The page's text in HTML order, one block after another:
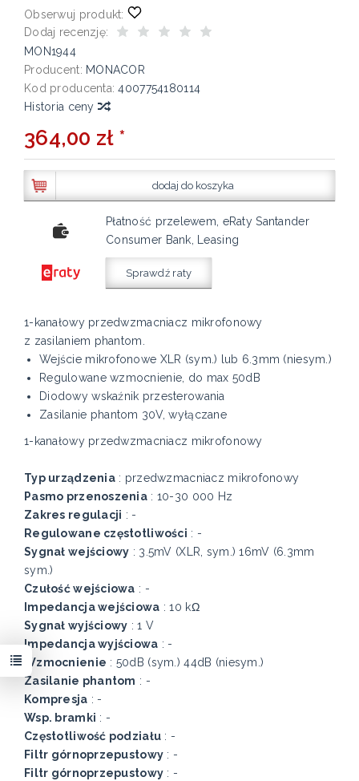
Obserwuj produkt:
Dodaj recenzję:
MON1944
Producent: MONACOR
Kod producenta: 4007754180114
Historia ceny
364,00 zł *
dodaj do koszyka
Płatność przelewem, eRaty Santander
Consumer Bank, Leasing
Sprawdź raty
1-kanałowy przedwzmacniacz mikrofonowy
z zasilaniem phantom.
Wejście mikrofonowe XLR (sym.) lub 6.3mm (niesym.)
Regulowane wzmocnienie, do max 50dB
Diodowy wskaźnik przesterowania
Zasilanie phantom 30V, wyłączane
1-kanałowy przedwzmacniacz mikrofonowy
Typ urządzenia: przedwzmacniacz mikrofonowy
Pasmo przenoszenia : 10-30 000 Hz
Zakres regulacji : -
Regulowane częstotliwości : -
Sygnał wejściowy : 3.5mV (XLR, sym.) 16mV (6.3mm
sym.)
Czułość wejściowa : -
Impedancja wejściowa : 10 kΩ
Sygnał wyjściowy : 1 V
Impedancja wyjściowa : -
Wzmocnienie : 50dB (sym.) 44dB (niesym.)
Zasilanie phantom : -
Kompresja : -
Wsp. bramki : -
Częstotliwość podziału : -
Filtr górnoprzepustowy : -
Filtr górnoprzepustowy : -